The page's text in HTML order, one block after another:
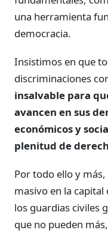
una herramienta
democracia.
Insistimos en que
discriminaciones
insalvable para
avancen en sus
económicos y
plenitud de
Por todo ello y
masivo en la capital
los guardias civiles
que no pueden